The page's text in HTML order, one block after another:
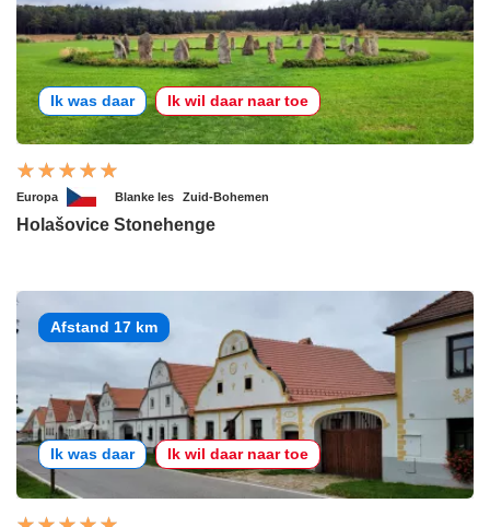
Ik was daar Ik wil daar naar toe
Europa Blanke les Zuid-Bohemen
Holašovice Stonehenge
Afstand 17 km
Ik was daar Ik wil daar naar toe